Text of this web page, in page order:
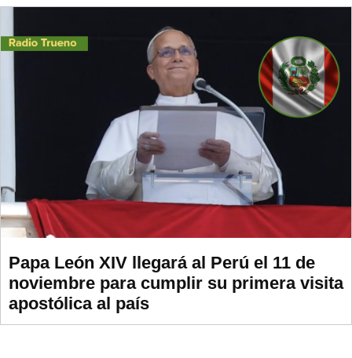
Papa León XIV llegará al Perú el 11 de
noviembre para cumplir su primera visita
apostólica al país